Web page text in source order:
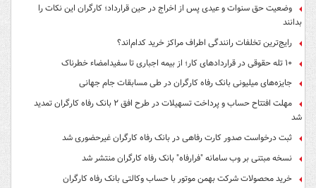
وضعیت حق سنوات و عیدی پس از اخراج در حین قرارداد؛ کارگران این نکات را
بدانند
رایج‌ترین تخلفات رانندگی اطراف مراکز خرید کدام‌اند؟
۱۰ تله حقوقی در قراردادهای کار؛ از بیمه اجباری تا سفیدامضاء خطرناک
جایزه‌های میلیونی بانک رفاه کارگران در طی مسابقات جام جهانی
مهلت افتتاح حساب و پرداخت تسهیلات در طرح افق ۲ بانک رفاه کارگران تمدید
شد
ثبت درخواست صدور کارت رفاهی در بانک رفاه کارگران غیرحضوری شد
نسخه مبتنی بر وب سامانه "فرارفاه" بانک رفاه کارگران منتشر شد
خرید محصولات شرکت بهمن موتور با حساب وکالتی بانک رفاه کارگران